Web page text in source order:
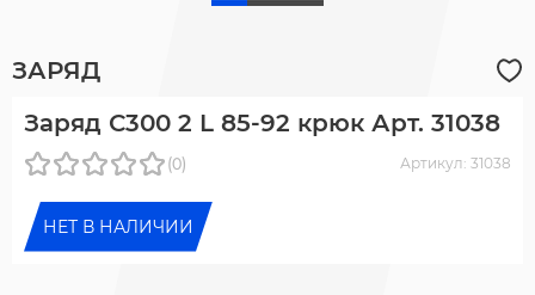
ЗАРЯД
Заряд С300 2 L 85-92 крюк Арт. 31038
(0) Артикул: 31038
НЕТ В НАЛИЧИИ